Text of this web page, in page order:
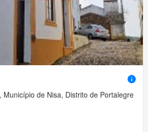
Município de Nisa, Distrito de Portalegre